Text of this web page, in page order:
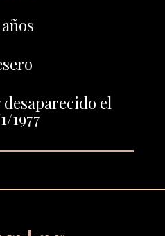
años
desaparecido el
1977